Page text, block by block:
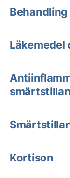
Läkemedel
Kortison